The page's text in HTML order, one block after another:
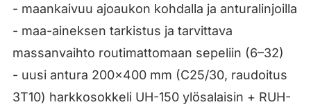
- maankaivuu ajoaukon kohdalla ja anturalinjoilla
- maa-aineksen tarkistus ja tarvittava
massanvaihto routimattomaan sepeliin (6–32)
- uusi antura 200×400 mm (C25/30, raudoitus
3T10) harkkosokkeli UH-150 ylösalaisin + RUH-